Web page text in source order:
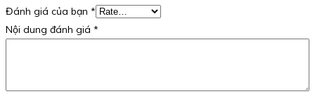
Đánh giá của bạn *
Nội dung đánh giá *